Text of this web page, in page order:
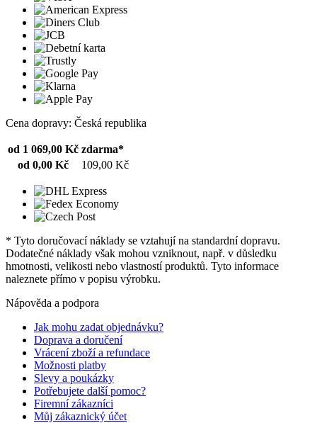
Cena dopravy: Česká republika
od 1 069,00 Kč zdarma*
od 0,00 Kč
109,00 Kč
* Tyto doručovací náklady se vztahují na standardní dopravu.
Dodatečné náklady však mohou vzniknout, např. v důsledku
hmotnosti, velikosti nebo vlastností produktů. Tyto informace
naleznete přímo v popisu výrobku.
Nápověda a podpora
Jak mohu zadat objednávku?
Doprava a doručení
Vrácení zboží a refundace
Možnosti platby
Slevy a poukázky
Potřebujete další pomoc?
Firemní zákazníci
Můj zákaznický účet